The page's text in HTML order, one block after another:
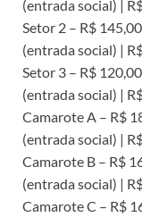
(entrada social) |
Setor 2 – R$
(entrada social) |
Setor 3 – R$
(entrada social) |
Camarote A – R$
(entrada social) |
Camarote B – R$
(entrada social) |
Camarote C – R$